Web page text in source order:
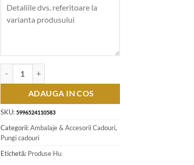
ADAUGA IN COS
SKU: 5996524110583
Categorii:Ambalaje & Accesorii Cadouri,
Pungi cadouri
Etichetă: Produse Hu